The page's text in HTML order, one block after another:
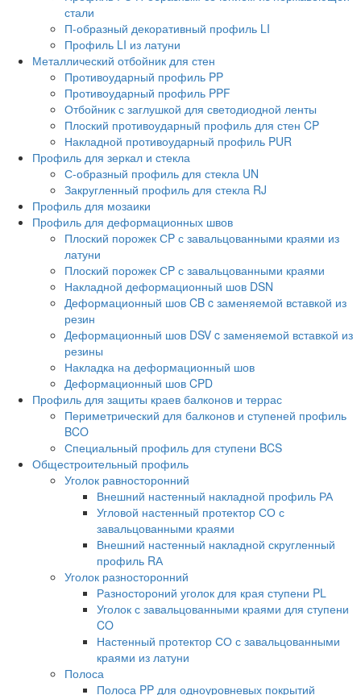
стали
П-образный декоративный профиль LI
Профиль LI из латуни
Металлический отбойник для стен
Противоударный профиль PP
Противоударный профиль PPF
Отбойник с заглушкой для светодиодной ленты
Плоский противоударный профиль для стен CP
Накладной противоударный профиль PUR
Профиль для зеркал и стекла
С-образный профиль для стекла UN
Закругленный профиль для стекла RJ
Профиль для мозаики
Профиль для деформационных швов
Плоский порожек СP с завальцованными краями из
латуни
Плоский порожек СP с завальцованными краями
Накладной деформационный шов DSN
Деформационный шов CB c заменяемой вставкой из
резин
Деформационный шов DSV c заменяемой вставкой из
резины
Накладка на деформационный шов
Деформационный шов CPD
Профиль для защиты краев балконов и террас
Периметрический для балконов и ступеней профиль
BCO
Специальный профиль для ступени BCS
Общестроительный профиль
Уголок равносторонний
Внешний настенный накладной профиль РА
Угловой настенный протектор СО с
завальцованными краями
Внешний настенный накладной скругленный
профиль RА
Уголок разносторонний
Разностороний уголок для края ступени PL
Уголок с завальцованными краями для ступени
CO
Настенный протектор СО с завальцованными
краями из латуни
Полоса
Полоса PP для одноуровневых покрытий